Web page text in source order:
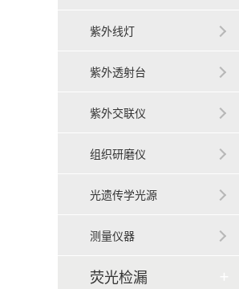
紫外线灯
紫外透射台
紫外交联仪
组织研磨仪
光遗传学光源
测量仪器
荧光检漏